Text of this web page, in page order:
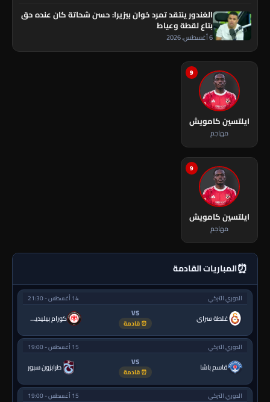
الغندور ينتقد تمرد خوان بيزيرا: حسن شحاتة كان عنده حق
بتاع لقطة وعياط
6 أغسطس، 2026
9
ايلتسين كامويش
مهاجم
9
ايلتسين كامويش
مهاجم
⏰المباريات القادمة
الدوري التركي 14 أغسطس - 21:30
غلطة سراي VS
⏰ قادمة كورام بيليديسبور
الدوري التركي 15 أغسطس - 19:00
قاسم باشا VS
⏰ قادمة طرابزون سبور
الدوري التركي 15 أغسطس - 19:00